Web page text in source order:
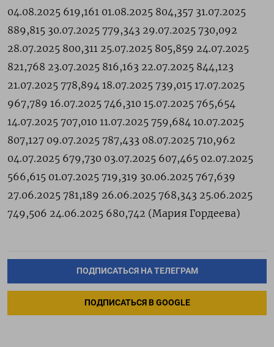
04.08.2025 619,161 01.08.2025 804,357 31.07.2025
889,815 30.07.2025 779,343 29.07.2025 730,092
28.07.2025 800,311 25.07.2025 805,859 24.07.2025
821,768 23.07.2025 816,163 22.07.2025 844,123
21.07.2025 778,894 18.07.2025 739,015 17.07.2025
967,789 16.07.2025 746,310 15.07.2025 765,654
14.07.2025 707,010 11.07.2025 759,684 10.07.2025
807,127 09.07.2025 787,433 08.07.2025 710,962
04.07.2025 679,730 03.07.2025 607,465 02.07.2025
566,615 01.07.2025 719,319 30.06.2025 767,639
27.06.2025 781,189 26.06.2025 768,343 25.06.2025
749,506 24.06.2025 680,742 (Мария ‌Гордеева)
ПОДПИСАТЬСЯ НА ТЕЛЕГРАМ
ПОДПИСАТЬСЯ В GOOGLE